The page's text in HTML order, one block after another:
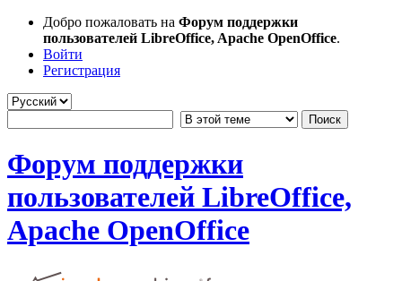
Добро пожаловать на Форум поддержки
пользователей LibreOffice, Apache OpenOffice.
Войти
Регистрация
Форум поддержки
пользователей LibreOffice,
Apache OpenOffice